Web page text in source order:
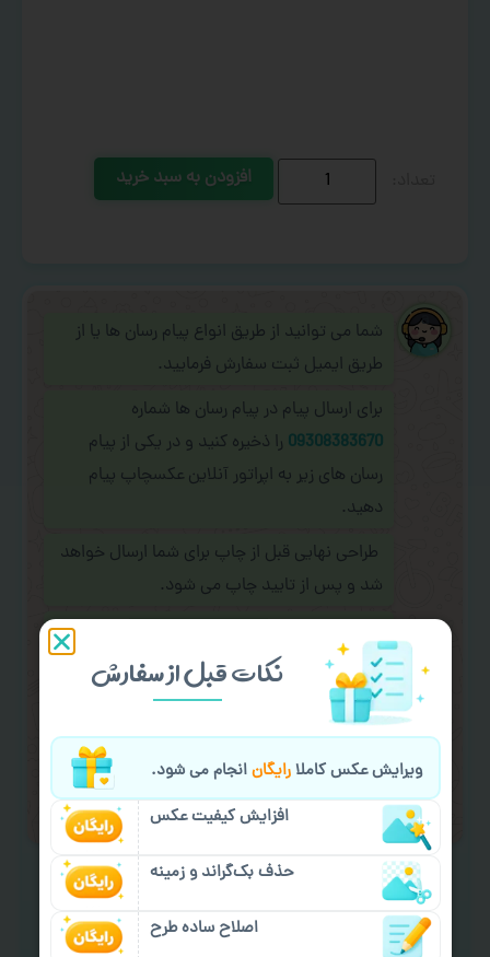
افزودن به سبد خرید
شما می توانید از طریق انواع پیام رسان ها یا از
طریق ایمیل ثبت سفارش فرمایید.
برای ارسال پیام در پیام رسان ها شماره
09308383670 را ذخیره کنید و در یکی از پیام
رسان های زیر به اپراتور آنلاین عکسچاپ پیام
دهید.
طراحی نهایی قبل از چاپ برای شما ارسال خواهد
شد و پس از تایید چاپ می شود.
کردن متن و عکس) یا هماهنگی ارسال و یا
کادو کردن سفارش
با اپراتو عکسچاپ هماهنگی
لازم را انجام دهید.
ایمیل جهت ثبت یا پیگیری سفارش:
aks4chap.com@gmail.com
برای ارسال پیام کلیک کنید
نکات قبل از سفارش
ویرایش عکس کاملارایگانانجام می شود.
افزایش کیفیت عکس
حذف بک‌گراند و زمینه
اصلاح ساده طرح